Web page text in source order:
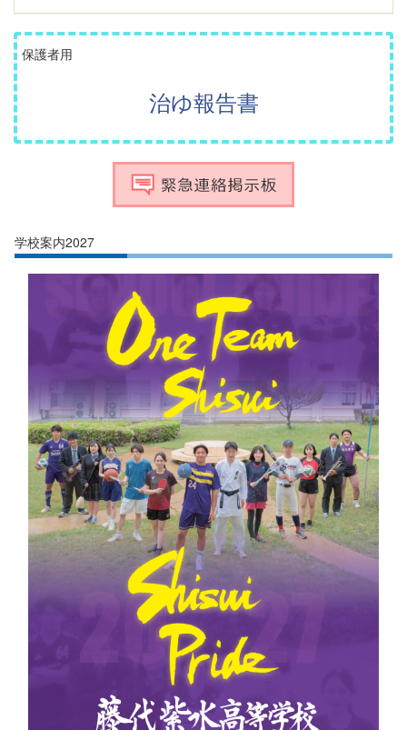
保護者用
治ゆ報告書
学校案内2027